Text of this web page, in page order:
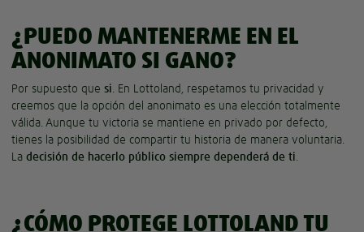
¿PUEDO MANTENERME EN EL
ANONIMATO SI GANO?
Por supuesto que si. En Lottoland, respetamos tu privacidad y
creemos que la opción del anonimato es una elección totalmente
válida. Aunque tu victoria se mantiene en privado por defecto,
tienes la posibilidad de compartir tu historia de manera voluntaria.
La decisión de hacerlo público siempre dependerá de ti.
¿CÓMO PROTEGE LOTTOLAND TU